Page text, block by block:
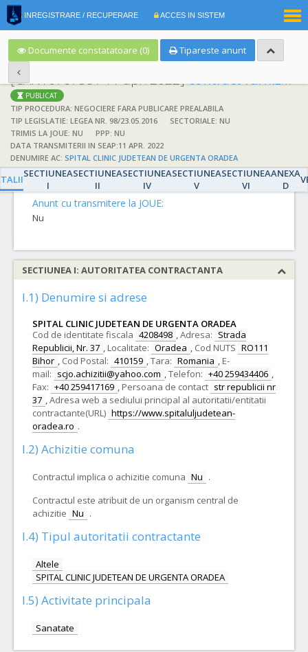
INREGISTRARE / RECUPERARE ACCES IN SISTEM
Documente constatatoare (0) Tipareste anunt
[CAN1076758 / 11 apr. 2022]contract furnizare medicamente
PUBLICAT
TIP PROCEDURA: NEGOCIERE FARA PUBLICARE PREALABILA
TIP LEGISLATIE: LEGEA NR. 98/23.05.2016
SECTORIALE: NU
TRIMIS LA JOUE: NU
PPP: NU
DATA TRANSMITERII IN SEAP:11 APR. 2022
DENUMIRE AC: SPITAL CLINIC JUDETEAN DE URGENTA ORADEA
SECTIUNEA
I
SECTIUNEA
II
SECTIUNEA
IV
SECTIUNEA
V
SECTIUNEA
VI
ANEXA
D
DETALII
Detalii
Anunt cu transmitere la JOUE:
Nu
SECTIUNEA I: AUTORITATEA CONTRACTANTA
I.1) Denumire si adrese
SPITAL CLINIC JUDETEAN DE URGENTA ORADEA
Cod de identitate fiscala 4208498 ,Adresa: Strada
Republicii, Nr. 37 , Localitate: Oradea , Cod NUTS RO111
Bihor , Cod Postal: 410159 ,Tara: Romania , E-
mail: scjo.achizitii@yahoo.com ,Telefon: +40 259434406 ,
Fax: +40 259417169 , Persoana de contact str republicii nr
37 ,Adresa web a sediului principal al autoritatii/entitatii
contractante(URL) https://www.spitaluljudetean-
oradea.ro .
I.2) Achizitie comuna
Contractul implica o achizitie comuna Nu .
Contractul este atribuit de un organism central de
achizitie Nu .
I.4) Tipul autoritatii contractante
Altele
SPITAL CLINIC JUDETEAN DE URGENTA ORADEA
I.5) Activitate principala
Sanatate